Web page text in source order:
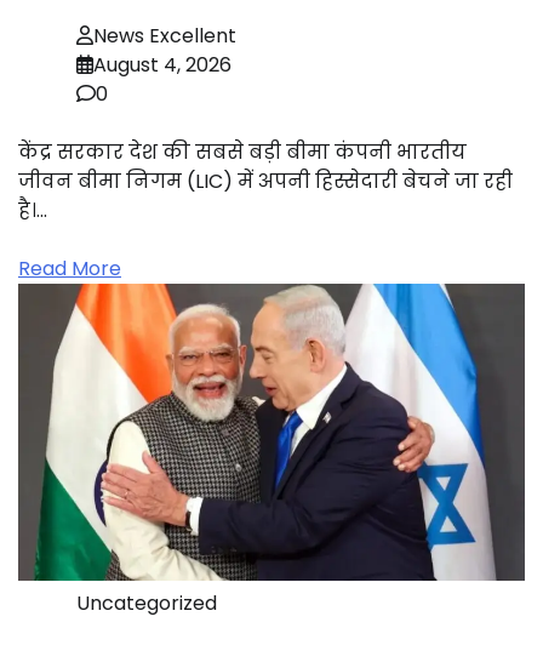
News Excellent
August 4, 2026
0
केंद्र सरकार देश की सबसे बड़ी बीमा कंपनी भारतीय
जीवन बीमा निगम (LIC) में अपनी हिस्सेदारी बेचने जा रही
है।…
Read More
Uncategorized